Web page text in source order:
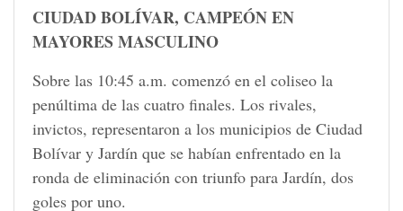
CIUDAD BOLÍVAR, CAMPEÓN EN
MAYORES MASCULINO
Sobre las 10:45 a.m. comenzó en el coliseo la
penúltima de las cuatro finales. Los rivales,
invictos, representaron a los municipios de Ciudad
Bolívar y Jardín que se habían enfrentado en la
ronda de eliminación con triunfo para Jardín, dos
goles por uno.